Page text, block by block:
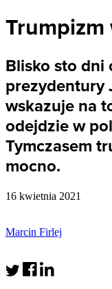
Trumpizm
Blisko sto dni
prezydentury
wskazuje na
odejdzie w
Tymczasem
mocno.
16 kwietnia 2021
Marcin Firlej